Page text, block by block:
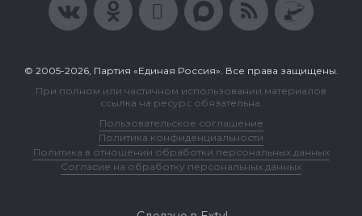
© 2005-2026, Партия «Единая Россия». Все права защищены.
При полном или частичном использовании материалов
ссылка на ресурс обязательна.
Пользовательское соглашение
Политика конфиденциальности
Политика в отношении обработки персональных данных
Согласие на обработку персональных данных